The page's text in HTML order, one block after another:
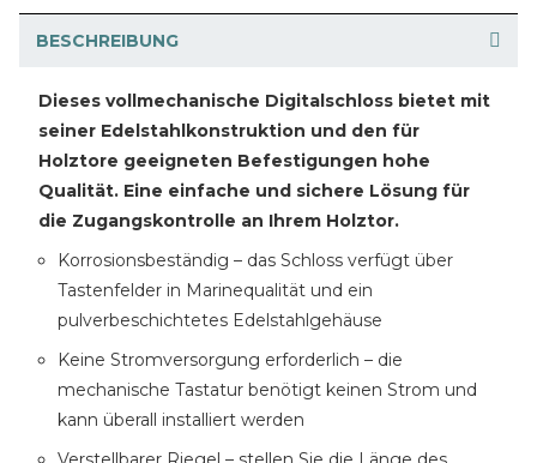
BESCHREIBUNG
Dieses vollmechanische Digitalschloss bietet mit
seiner Edelstahlkonstruktion und den für
Holztore geeigneten Befestigungen hohe
Qualität. Eine einfache und sichere Lösung für
die Zugangskontrolle an Ihrem Holztor.
Korrosionsbeständig – das Schloss verfügt über
Tastenfelder in Marinequalität und ein
pulverbeschichtetes Edelstahlgehäuse
Keine Stromversorgung erforderlich – die
mechanische Tastatur benötigt keinen Strom und
kann überall installiert werden